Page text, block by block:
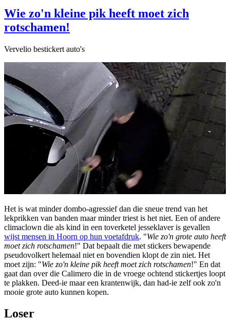
Wie zo'n kleine pik heeft moet zich
rotschamen!
Vervelio bestickert auto's
Het is wat minder dombo-agressief dan die sneue trend van het
lekprikken van banden maar minder triest is het niet. Een of andere
climaclown die als kind in een toverketel jesseklaver is gevallen
wijst mensen in Hoorn op hun voetafdruk. "Wie zo'n grote auto heeft
moet zich rotschamen!" Dat bepaalt die met stickers bewapende
pseudovolkert helemaal niet en bovendien klopt de zin niet. Het
moet zijn: "Wie zo'n kleine pik heeft moet zich rotschamen!" En dat
gaat dan over die Calimero die in de vroege ochtend stickertjes loopt
te plakken. Deed-ie maar een krantenwijk, dan had-ie zelf ook zo'n
mooie grote auto kunnen kopen.
Loser